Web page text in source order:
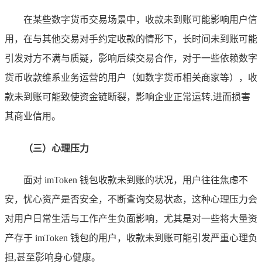
在某些数字货币交易场景中，收款未到账可能影响用户信
用，在与其他交易对手约定收款的情形下，长时间未到账可能
引发对方不满与质疑，影响后续交易合作，对于一些依赖数字
货币收款维系业务运营的用户（如数字货币相关商家等），收
款未到账可能致使资金链断裂，影响企业正常运转,进而损害
其商业信用。
（三）心理压力
面对 imToken 钱包收款未到账的状况，用户往往焦虑不
安，忧心资产是否安全，不断查询交易状态，这种心理压力会
对用户日常生活与工作产生负面影响，尤其是对一些将大量资
产存于 imToken 钱包的用户，收款未到账可能引发严重心理负
担,甚至影响身心健康。